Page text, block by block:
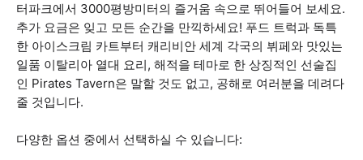
터파크에서 3000평방미터의 즐거움 속으로 뛰어들어 보세요.
추가 요금은 잊고 모든 순간을 만끽하세요! 푸드 트럭과 독특
한 아이스크림 카트부터 캐리비안 세계 각국의 뷔페와 맛있는
일품 이탈리아 열대 요리, 해적을 테마로 한 상징적인 선술집
인 Pirates Tavern은 말할 것도 없고, 공해로 여러분을 데려다
줄 것입니다.
다양한 옵션 중에서 선택하실 수 있습니다: